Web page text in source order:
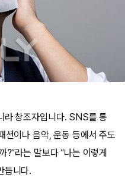
라 창조자입니다. SNS를 통
션이나 음악, 운동 등에서 주도
?”라는 말보다 “나는 이렇게
듭니다.